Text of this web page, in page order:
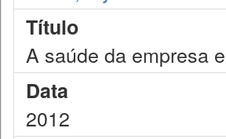
Título
A saúde da empresa
Data
2012